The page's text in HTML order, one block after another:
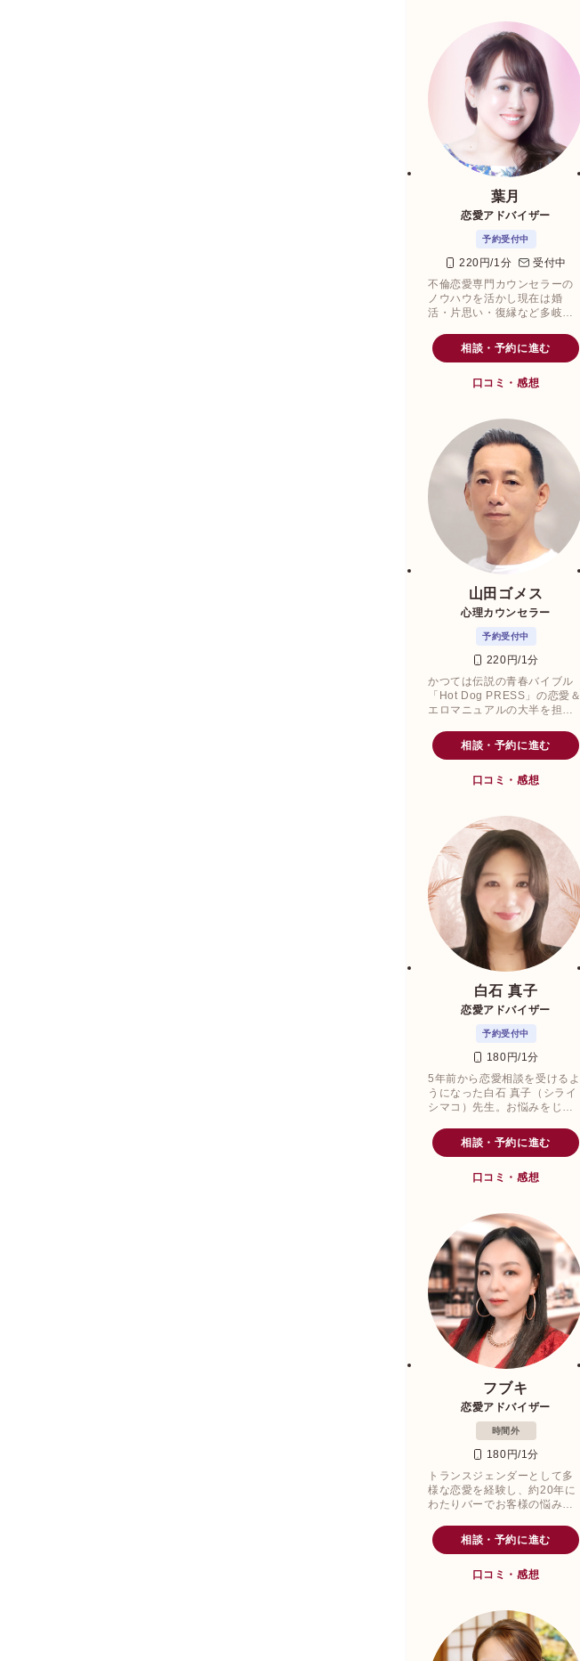
葉月
恋愛アドバイザー
予約受付中
220円/1分
受付中
不倫恋愛専門カウンセラーの
ノウハウを活かし現在は婚
活・片思い・復縁など多岐に
ある葉月先生どんな恋愛も切
なく、ネガティブな心では目
相談・予約に進む
口コミ・感想
山田ゴメス
心理カウンセラー
予約受付中
220円/1分
かつては伝説の青春バイブル
「Hot Dog PRESS」の恋愛＆
エロマニュアルの大半を担当
著書を出版されている山田ゴ
メス先生です。
相談・予約に進む
口コミ・感想
白石 真子
恋愛アドバイザー
予約受付中
180円/1分
5年前から恋愛相談を受けるよ
うになった白石 真子（シライ
シマコ）先生。お悩みをじっ
せず寄り添う姿勢を大切にさ
れています。
相談・予約に進む
口コミ・感想
フブキ
恋愛アドバイザー
時間外
180円/1分
トランスジェンダーとして多
様な恋愛を経験し、約20年に
わたりバーでお客様の悩みや
ブキ先生。
相談・予約に進む
口コミ・感想